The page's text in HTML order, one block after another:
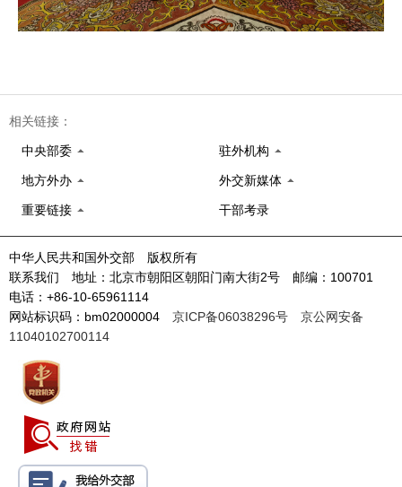
相关链接：
中央部委 驻外机构
地方外办 外交新媒体
重要链接 干部考录
中华人民共和国外交部 版权所有
联系我们 地址：北京市朝阳区朝阳门南大街2号 邮编：100701
电话：+86-10-65961114
网站标识码：bm02000004 京ICP备06038296号
京公网安备
11040102700114